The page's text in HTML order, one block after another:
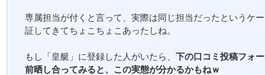
専属担当が付くと言って、実際は同じ担当だったというケ
証してきてちょこちょこあったしね。
もし「皇艇」に登録した人がいたら、下の口コミ投稿フォ
前晒し合ってみると、この実態が分かるかもねｗ